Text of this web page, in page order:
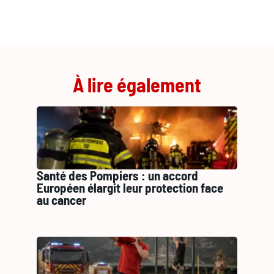
À lire également
Santé des Pompiers : un accord
Européen élargit leur protection face
au cancer